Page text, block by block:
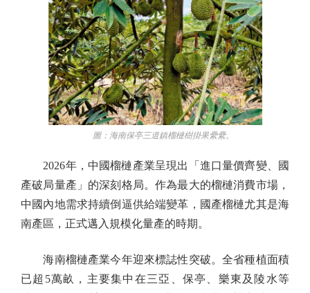
圖：海南保亭三道鎮榴槤樹掛果纍纍。
2026年，中國榴槤產業呈現出「進口量價齊變、國
產破局量產」的深刻格局。作為最大的榴槤消費市場，
中國內地需求持續倒逼供給端變革，國產榴槤尤其是海
南產區，正式邁入規模化量產的時期。
海南榴槤產業今年迎來標誌性突破。全省種植面積
已超5萬畝，主要集中在三亞、保亭、樂東及陵水等